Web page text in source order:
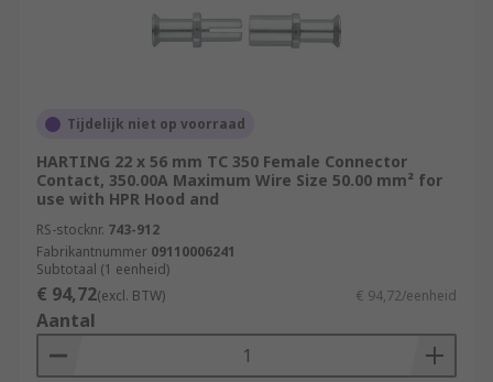
Tijdelijk niet op voorraad
HARTING 22 x 56 mm TC 350 Female Connector
Contact, 350.00A Maximum Wire Size 50.00 mm² for
use with HPR Hood and
RS-stocknr. 743-912
Fabrikantnummer 09110006241
Subtotaal (1 eenheid)
€ 94,72(excl. BTW) € 94,72/eenheid
Aantal